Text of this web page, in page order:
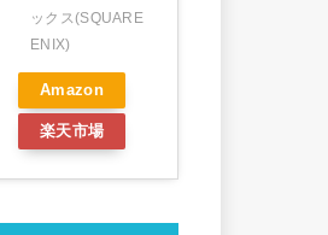
ックス(SQUARE
ENIX)
Amazon
楽天市場